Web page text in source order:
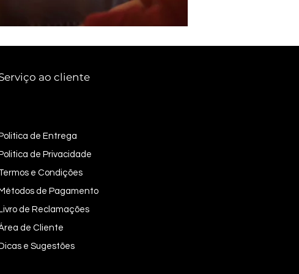
ao cliente
Politica de Entrega
Politica de Privacidade
e Condições
Métodos de Pagamento
Livro de Reclamações
de Cliente
Dicas e Sugestões